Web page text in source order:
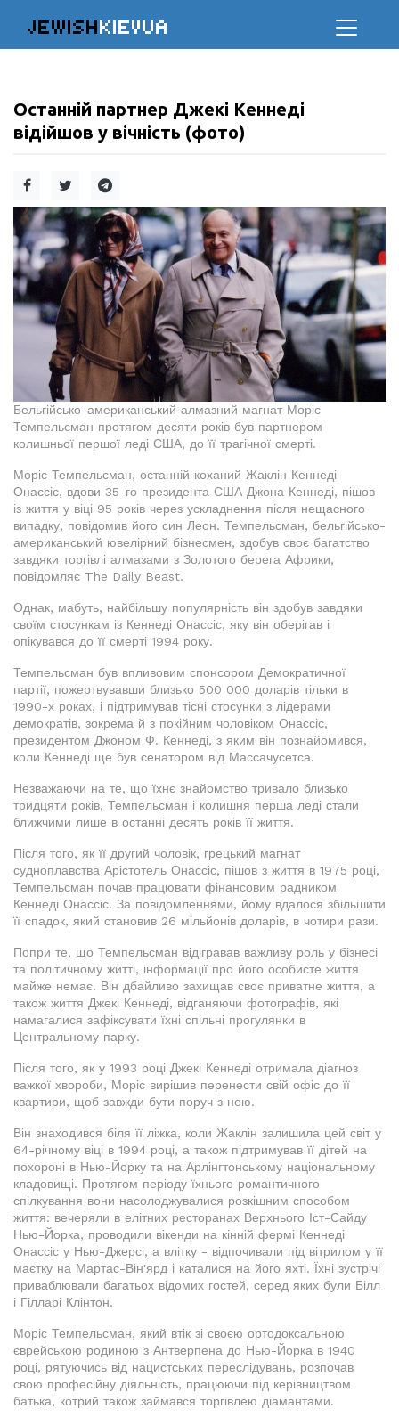
JEWISHKIEVUA
Останній партнер Джекі Кеннеді
відійшов у вічність (фото)
Бельгійсько-американський алмазний магнат Моріс
Темпельсман протягом десяти років був партнером
колишньої першої леді США, до її трагічної смерті.
Моріс Темпельсман, останній коханий Жаклін Кеннеді
Онассіс, вдови 35-го президента США Джона Кеннеді, пішов
із життя у віці 95 років через ускладнення після нещасного
випадку, повідомив його син Леон. Темпельсман, бельгійсько-
американський ювелірний бізнесмен, здобув своє багатство
завдяки торгівлі алмазами з Золотого берега Африки,
повідомляє The Daily Beast.
Однак, мабуть, найбільшу популярність він здобув завдяки
своїм стосункам із Кеннеді Онассіс, яку він оберігав і
опікувався до її смерті 1994 року.
Темпельсман був впливовим спонсором Демократичної
партії, пожертвувавши близько 500 000 доларів тільки в
1990-х роках, і підтримував тісні стосунки з лідерами
демократів, зокрема й з покійним чоловіком Онассіс,
президентом Джоном Ф. Кеннеді, з яким він познайомився,
коли Кеннеді ще був сенатором від Массачусетса.
Незважаючи на те, що їхнє знайомство тривало близько
тридцяти років, Темпельсман і колишня перша леді стали
ближчими лише в останні десять років її життя.
Після того, як її другий чоловік, грецький магнат
судноплавства Арістотель Онассіс, пішов з життя в 1975 році,
Темпельсман почав працювати фінансовим радником
Кеннеді Онассіс. За повідомленнями, йому вдалося збільшити
її спадок, який становив 26 мільйонів доларів, в чотири рази.
Попри те, що Темпельсман відігравав важливу роль у бізнесі
та політичному житті, інформації про його особисте життя
майже немає. Він дбайливо захищав своє приватне життя, а
також життя Джекі Кеннеді, відганяючи фотографів, які
намагалися зафіксувати їхні спільні прогулянки в
Центральному парку.
Після того, як у 1993 році Джекі Кеннеді отримала діагноз
важкої хвороби, Моріс вирішив перенести свій офіс до її
квартири, щоб завжди бути поруч з нею.
Він знаходився біля її ліжка, коли Жаклін залишила цей світ у
64-річному віці в 1994 році, а також підтримував її дітей на
похороні в Нью-Йорку та на Арлінгтонському національному
кладовищі. Протягом періоду їхнього романтичного
спілкування вони насолоджувалися розкішним способом
життя: вечеряли в елітних ресторанах Верхнього Іст-Сайду
Нью-Йорка, проводили вікенди на кінній фермі Кеннеді
Онассіс у Нью-Джерсі, а влітку - відпочивали під вітрилом у її
маєтку на Мартас-Він'ярд і каталися на його яхті. Їхні зустрічі
приваблювали багатьох відомих гостей, серед яких були Білл
і Гілларі Клінтон.
Моріс Темпельсман, який втік зі своєю ортодоксальною
єврейською родиною з Антверпена до Нью-Йорка в 1940
році, рятуючись від нацистських переслідувань, розпочав
свою професійну діяльність, працюючи під керівництвом
батька, котрий також займався торгівлею діамантами.